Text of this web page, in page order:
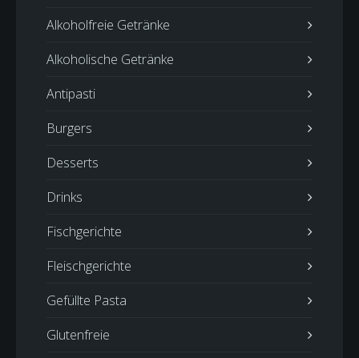
Alkoholfreie Getränke
Alkoholische Getränke
Antipasti
Burgers
Desserts
Drinks
Fischgerichte
Fleischgerichte
Gefüllte Pasta
Glutenfreie